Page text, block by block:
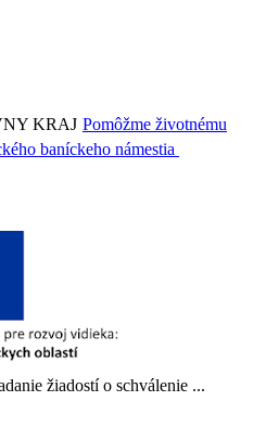
Pomôžme životnému
baníckeho námestia